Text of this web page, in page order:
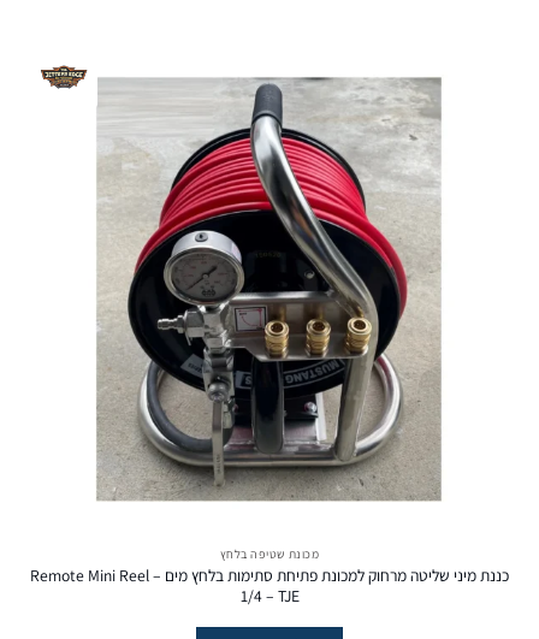
מכונת שטיפה בלחץ
כננת מיני שליטה מרחוק למכונת פתיחת סתימות בלחץ מים – Remote Mini Reel
1/4 – TJE